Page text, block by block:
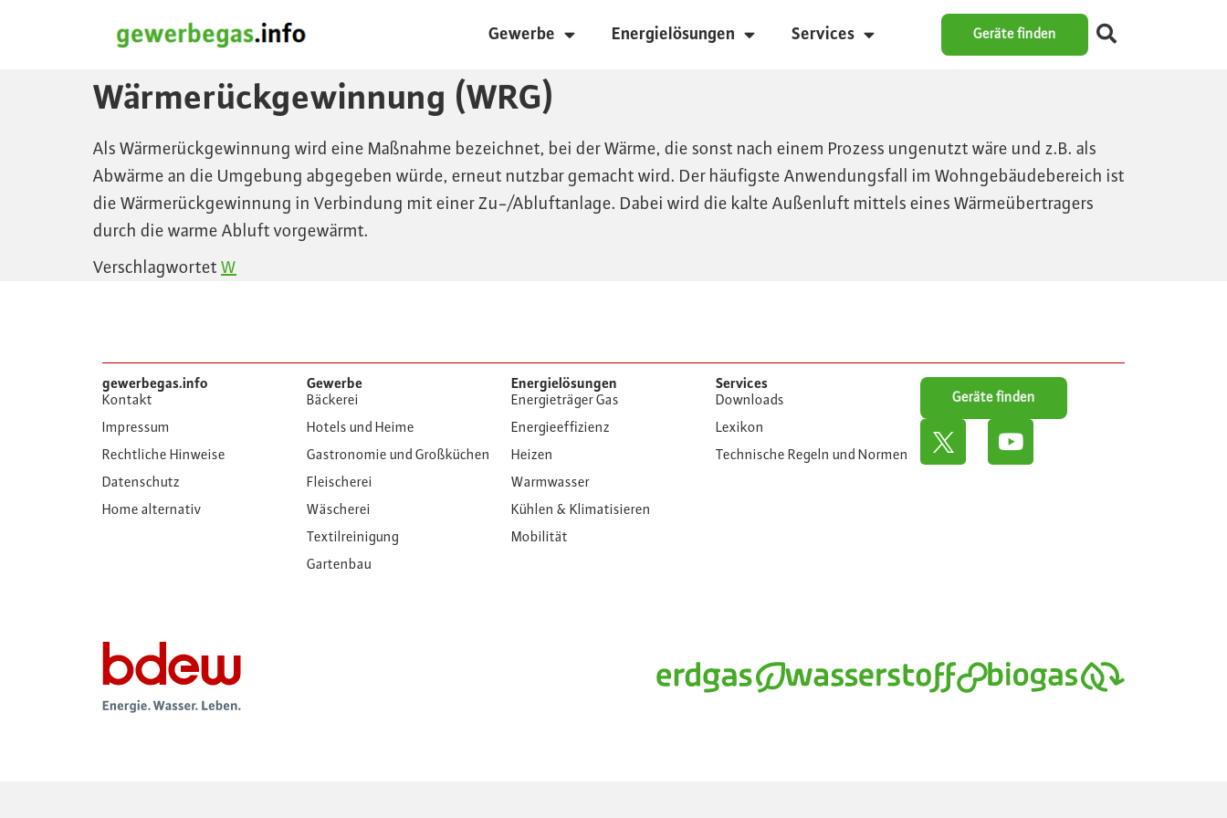
Gewerbe Energielösungen Services Geräte finden
Wärmerückgewinnung (WRG)
Als Wärmerückgewinnung wird eine Maßnahme bezeichnet, bei der Wärme, die sonst nach einem Prozess ungenutzt wäre und z.B. als
Abwärme an die Umgebung abgegeben würde, erneut nutzbar gemacht wird. Der häufigste Anwendungsfall im Wohngebäudebereich ist
die Wärmerückgewinnung in Verbindung mit einer Zu-/Abluftanlage. Dabei wird die kalte Außenluft mittels eines Wärmeübertragers
durch die warme Abluft vorgewärmt.
Verschlagwortet W
gewerbegas.info
Kontakt
Impressum
Rechtliche Hinweise
Datenschutz
Home alternativ
Gewerbe
Bäckerei
Hotels und Heime
Gastronomie und Großküchen
Fleischerei
Wäscherei
Textilreinigung
Gartenbau
Energielösungen
Energieträger Gas
Energieeffizienz
Heizen
Warmwasser
Kühlen & Klimatisieren
Mobilität
Services
Downloads
Lexikon
Technische Regeln und Normen
Geräte finden